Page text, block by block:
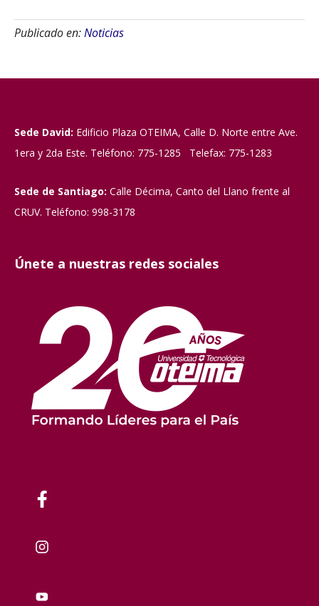
Publicado en:Noticias
Sede David: Edificio Plaza OTEIMA, Calle D. Norte entre Ave.
1era y 2da Este. Teléfono: 775-1285 Telefax: 775-1283
Sede de Santiago: Calle Décima, Canto del Llano frente al
CRUV. Teléfono: 998-3178
Únete a nuestras redes sociales